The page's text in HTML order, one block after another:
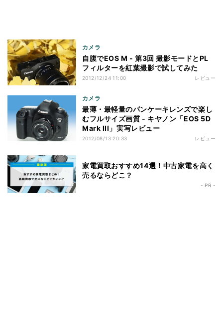
カメラ
自腹でEOS M - 第3回 撮影モードとPL
フィルターを紅葉撮影で試してみた
2012/12/24 11:00 レビュー
カメラ
最薄・最軽量のパンケーキレンズで楽し
むフルサイズ画質 - キヤノン「EOS 5D
Mark III」実写レビュー
2012/08/13 20:33 レビュー
家電買取おすすめ14選！中古家電を高く
売るならどこ？
- PR -